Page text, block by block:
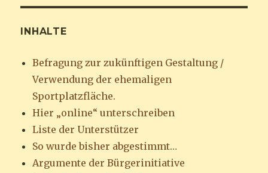
INHALTE
Befragung zur zukünftigen Gestaltung /
Verwendung der ehemaligen
Sportplatzfläche.
Hier „online“ unterschreiben
Liste der Unterstützer
So wurde bisher abgestimmt…
Argumente der Bürgerinitiative